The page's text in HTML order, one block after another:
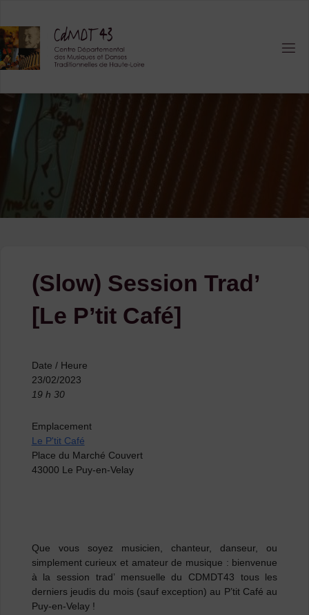
content
(Slow) Session Trad’
[Le P’tit Café]
Date / Heure
23/02/2023
19 h 30
Emplacement
Le P'tit Café
Place du Marché Couvert
43000 Le Puy-en-Velay
Que vous soyez musicien, chanteur, danseur, ou
simplement curieux et amateur de musique : bienvenue
à la session trad’ mensuelle du CDMDT43 tous les
derniers jeudis du mois (sauf exception) au P’tit Café au
Puy-en-Velay !